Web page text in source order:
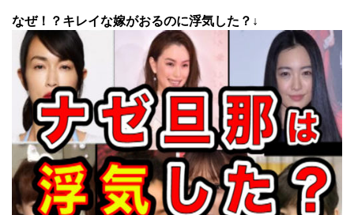
なぜ！？キレイな嫁がおるのに浮気した？↓